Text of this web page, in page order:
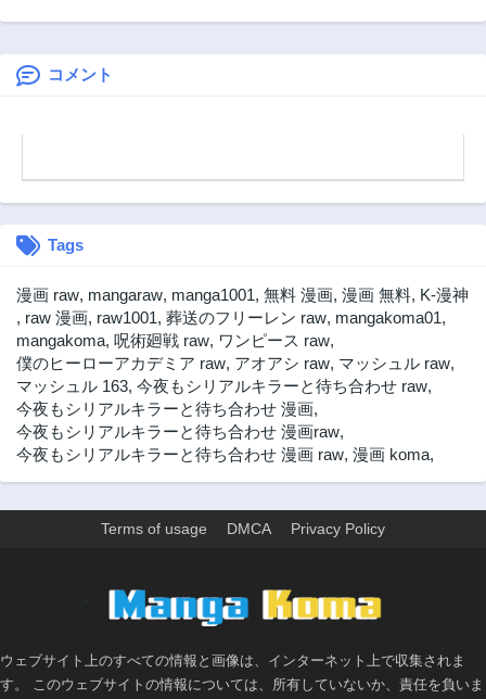
第1話
くちゃできる良い
コメント
Tags
漫画 raw, mangaraw, manga1001, 無料 漫画, 漫画 無料, K-漫神
, raw 漫画, raw1001, 葬送のフリーレン raw, mangakoma01,
mangakoma, 呪術廻戦 raw, ワンピース raw,
僕のヒーローアカデミア raw, アオアシ raw, マッシュル raw,
マッシュル 163, 今夜もシリアルキラーと待ち合わせ raw,
今夜もシリアルキラーと待ち合わせ 漫画,
今夜もシリアルキラーと待ち合わせ 漫画raw,
今夜もシリアルキラーと待ち合わせ 漫画 raw, 漫画 koma,
Terms of usage DMCA Privacy Policy
ウェブサイト上のすべての情報と画像は、インターネット上で収集されま
す。 このウェブサイトの情報については、所有していないか、責任を負いま